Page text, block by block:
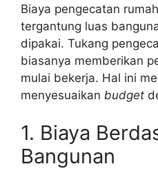
Biaya pengecatan
tergantung luas
dipakai. Tukang
biasanya memberikan
mulai bekerja. Hal ini
menyesuaikan budget
1. Biaya
Bangunan